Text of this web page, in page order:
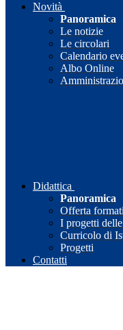
Novità
Panoramica
Le notizie
Le circolari
Calendario
Albo Online
Didattica
Panoramica
Offerta
I progetti
Curricolo di
Progetti
Contatti